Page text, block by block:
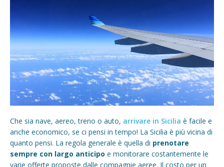
Che sia nave, aereo, treno o auto, arrivare in Sicilia è facile e
anche economico, se ci pensi in tempo! La Sicilia è più vicina di
quanto pensi. La regola generale è quella di prenotare
sempre con largo anticipo e monitorare costantemente le
varie offerte proposte dalle compagnie aeree. Il costo per un